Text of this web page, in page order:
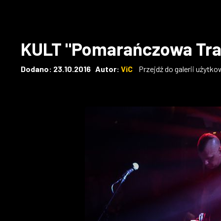
KULT "Pomarańczowa
Dodano: 23.10.2016 Autor: ViC Przejdź do galerii